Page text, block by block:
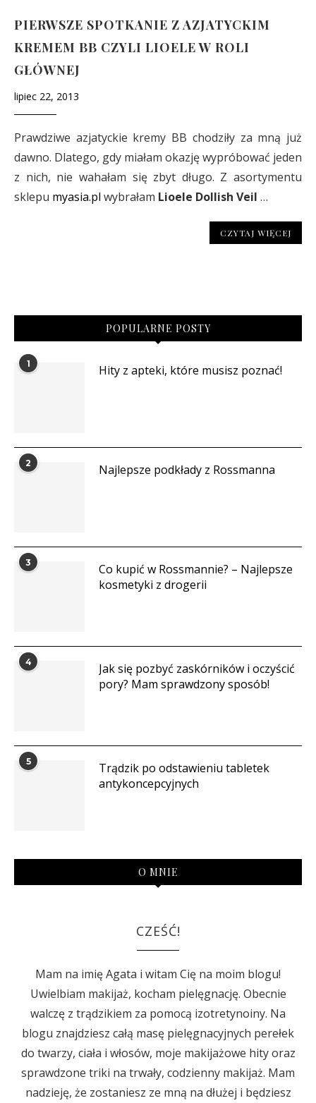
PIERWSZE SPOTKANIE Z AZJATYCKIM
KREMEM BB CZYLI LIOELE W ROLI
GŁÓWNEJ
lipiec 22, 2013
Prawdziwe azjatyckie kremy BB chodziły za mną już
dawno. Dlatego, gdy miałam okazję wypróbować jeden
z nich, nie wahałam się zbyt długo. Z asortymentu
sklepu myasia.pl wybrałam Lioele Dollish Veil …
CZYTAJ WIĘCEJ
POPULARNE POSTY
1 Hity z apteki, które musisz poznać!
2 Najlepsze podkłady z Rossmanna
3
Co kupić w Rossmannie? – Najlepsze
kosmetyki z drogerii
4
Jak się pozbyć zaskórników i oczyścić
pory? Mam sprawdzony sposób!
5
Trądzik po odstawieniu tabletek
antykoncepcyjnych
O MNIE
CZEŚĆ!
Mam na imię Agata i witam Cię na moim blogu!
Uwielbiam makijaż, kocham pielęgnację. Obecnie
walczę z trądzikiem za pomocą izotretynoiny. Na
blogu znajdziesz całą masę pielęgnacyjnych perełek
do twarzy, ciała i włosów, moje makijażowe hity oraz
sprawdzone triki na trwały, codzienny makijaż. Mam
nadzieję, że zostaniesz ze mną na dłużej i będziesz